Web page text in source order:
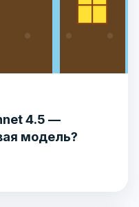
4.5 —
модель?